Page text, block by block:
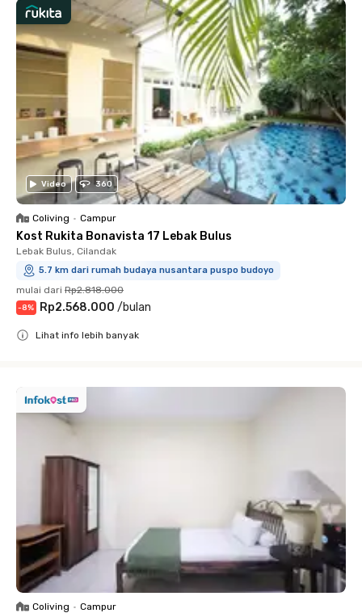
Video 360
Coliving • Campur
Kost Rukita Bonavista 17 Lebak Bulus
Lebak Bulus, Cilandak
5.7 km dari rumah budaya nusantara puspo budoyo
mulai dari Rp2.818.000
-8% Rp2.568.000 /bulan
Lihat info lebih banyak
Coliving • Campur